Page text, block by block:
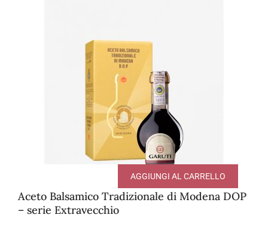
Aceto Balsamico Tradizionale di Modena DOP
– serie Extravecchio
AGGIUNGI AL CARRELLO